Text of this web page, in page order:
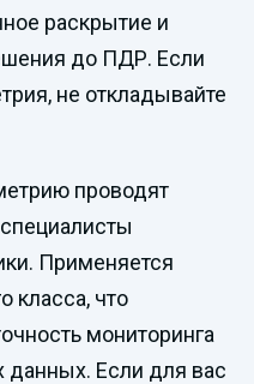
раскрытие и
до ПДР. Если
не откладывайте
проводят
Применяется
класса, что
мониторинга
данных. Если для вас